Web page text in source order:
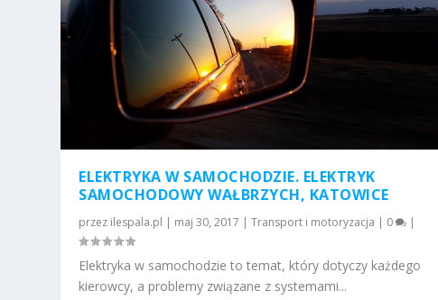
ELEKTRYKA W SAMOCHODZIE. ELEKTRYK
SAMOCHODOWY WAŁBRZYCH, KATOWICE
przez ilespala.pl | maj 30, 2017 |Transport i motoryzacja | 0 |
Elektryka w samochodzie to temat, który dotyczy każdego
kierowcy, a problemy związane z systemami...